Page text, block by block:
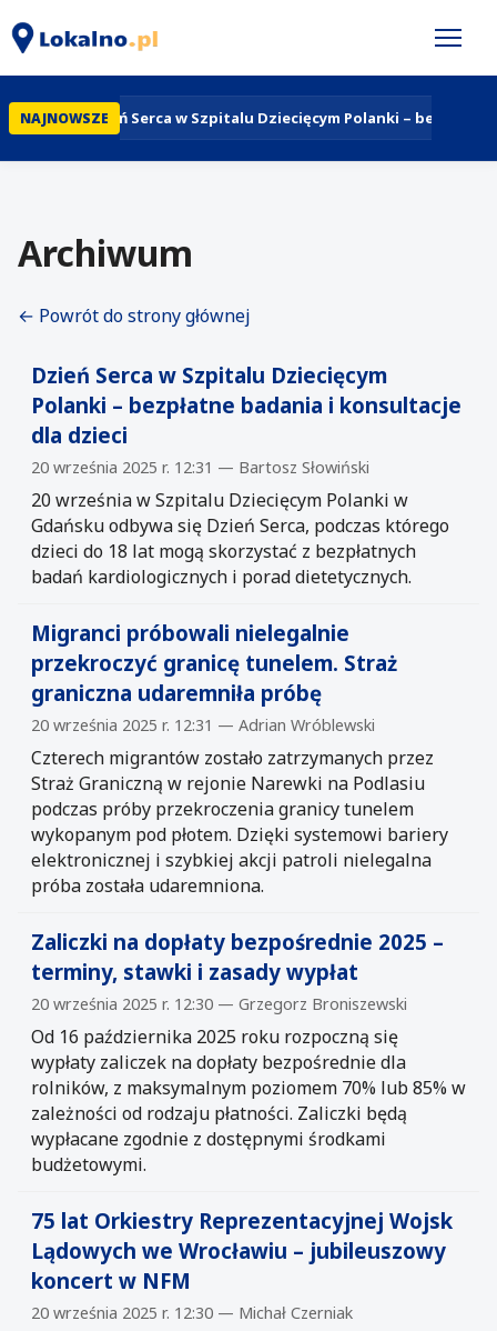
NAJNOWSZEDzień Serca w Szpitalu Dziecięcym Polanki –
Archiwum
← Powrót do strony głównej
Dzień Serca w Szpitalu Dziecięcym
Polanki – bezpłatne badania i konsultacje
dla dzieci
20 września 2025 r. 12:31 — Bartosz Słowiński
20 września w Szpitalu Dziecięcym Polanki w
Gdańsku odbywa się Dzień Serca, podczas którego
dzieci do 18 lat mogą skorzystać z bezpłatnych
badań kardiologicznych i porad dietetycznych.
Migranci próbowali nielegalnie
przekroczyć granicę tunelem. Straż
graniczna udaremniła próbę
20 września 2025 r. 12:31 — Adrian Wróblewski
Czterech migrantów zostało zatrzymanych przez
Straż Graniczną w rejonie Narewki na Podlasiu
podczas próby przekroczenia granicy tunelem
wykopanym pod płotem. Dzięki systemowi bariery
elektronicznej i szybkiej akcji patroli nielegalna
próba została udaremniona.
Zaliczki na dopłaty bezpośrednie 2025 –
terminy, stawki i zasady wypłat
20 września 2025 r. 12:30 — Grzegorz Broniszewski
Od 16 października 2025 roku rozpoczną się
wypłaty zaliczek na dopłaty bezpośrednie dla
rolników, z maksymalnym poziomem 70% lub 85% w
zależności od rodzaju płatności. Zaliczki będą
wypłacane zgodnie z dostępnymi środkami
budżetowymi.
75 lat Orkiestry Reprezentacyjnej Wojsk
Lądowych we Wrocławiu – jubileuszowy
koncert w NFM
20 września 2025 r. 12:30 — Michał Czerniak